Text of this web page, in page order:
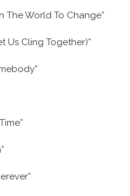
The World To Change”
Us Cling Together)”